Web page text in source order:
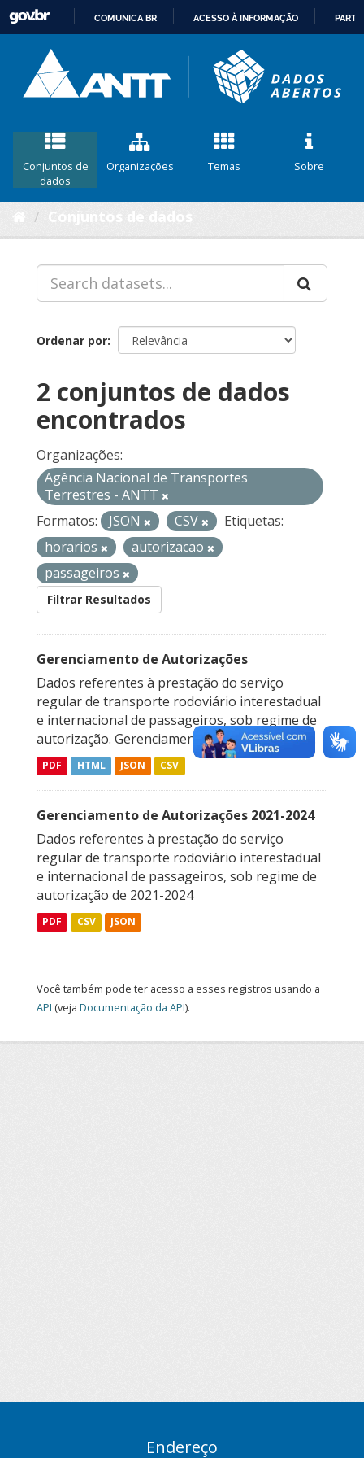
CONTEÚDO
COMUNICA BR ACESSO À INFORMAÇÃO
Conjuntos de
dados
Organizações Temas Sobre
Ordenar por
2 conjuntos de dados
encontrados
Organizações:
Agência Nacional de Transportes
Terrestres - ANTT
Formatos:
JSON CSV
Etiquetas:
horarios
autorizacao
passageiros
Filtrar Resultados
Gerenciamento de Autorizações
Dados referentes à prestação do serviço
regular de transporte rodoviário interestadual
e internacional de passageiros, sob regime de
autorização. Gerenciamento de Autorizações...
PDF HTML JSON CSV
Gerenciamento de Autorizações 2021-2024
Dados referentes à prestação do serviço
regular de transporte rodoviário interestadual
e internacional de passageiros, sob regime de
autorização de 2021-2024
PDF CSV JSON
Você também pode ter acesso a esses registros usando a
API (veja Documentação da API).
Endereço